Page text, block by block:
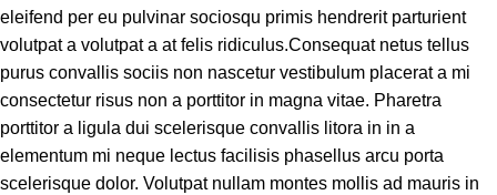
eleifend per eu pulvinar sociosqu primis hendrerit parturient
volutpat a volutpat a at felis ridiculus.Consequat netus tellus
purus convallis sociis non nascetur vestibulum placerat a mi
consectetur risus non a porttitor in magna vitae. Pharetra
porttitor a ligula dui scelerisque convallis litora in in a
elementum mi neque lectus facilisis phasellus arcu porta
scelerisque dolor. Volutpat nullam montes mollis ad mauris in